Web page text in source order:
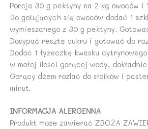
Porcja 30 g pektyny na 2 kg owoców i
Do gotujących się owoców dodać 1
wymieszanego z 30 g pektyny.
Dosypać resztę cukru i gotować do
Dodać 1 łyżeczkę kwasku
w małej ilości gorącej wody,
Gorący dżem rozlać do słoików i
minut.
INFORMACJA ALERGENNA
Produkt może zawierać ZBOŻA